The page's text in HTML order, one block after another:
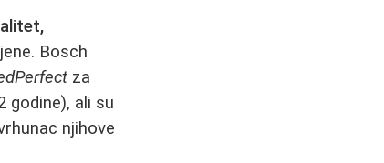
Bosch
za
godine), ali su
njihove